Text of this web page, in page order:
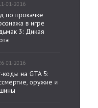
01-2016
по прокачке
в игре
3: Дикая
01-2016
коды на GTA 5:
оружие и